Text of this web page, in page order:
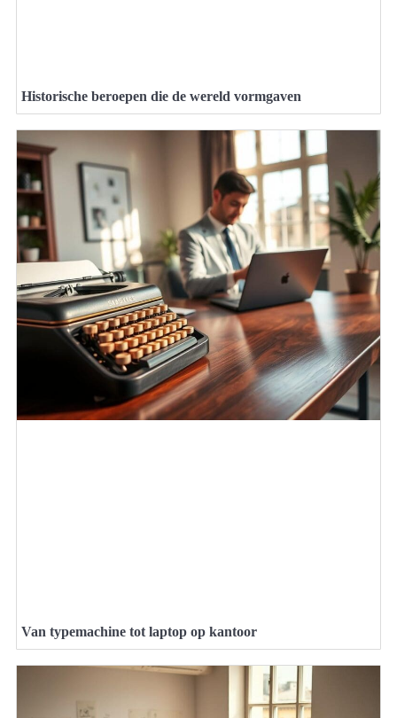
Historische beroepen die de wereld vormgaven
Van typemachine tot laptop op kantoor